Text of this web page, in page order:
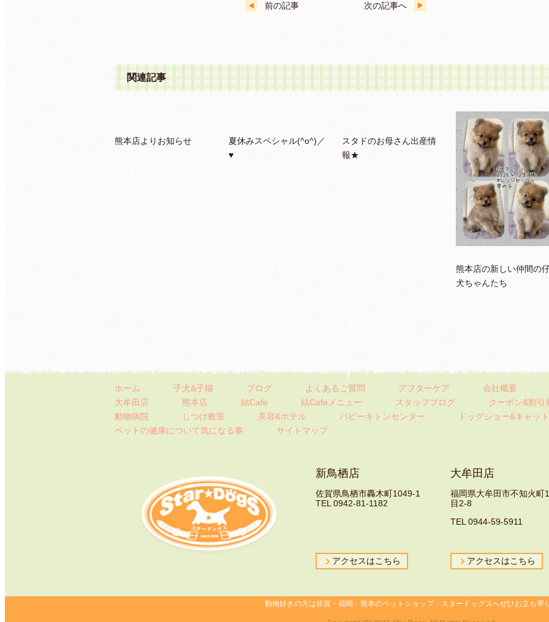
前の記事 次の記事へ
関連記事
熊本店よりお知らせ
夏休みスペシャル(^o^)／
♥
スタドのお母さん出産情
報★
熊本店の新しい仲間の
犬ちゃんたち
ホーム 子犬&子猫 ブログ よくあるご質問 アフターケア
会社概要
大牟田店
熊本店 結Cafe 結Cafeメニュー スタッフブログ
クーポン&割引
動物病院
しつけ教室 美容&ホテル パピーキトンセンター
ドッグショー&キャット
ペットの健康について気になる事 サイトマップ
新鳥栖店
佐賀県鳥栖市轟木町1049-1
TEL 0942-81-1182
アクセスはこちら
大牟田店
福岡県大牟田市不知火町
目2-8
TEL 0944-59-5911
アクセスはこちら
動物好きの方は佐賀・福岡・熊本のペットショップ・スタードッグスへぜひお立ち寄